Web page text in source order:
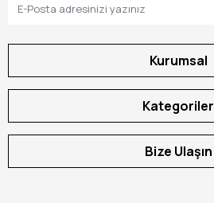
Kurumsal
Kategoriler
Bize Ulaşın